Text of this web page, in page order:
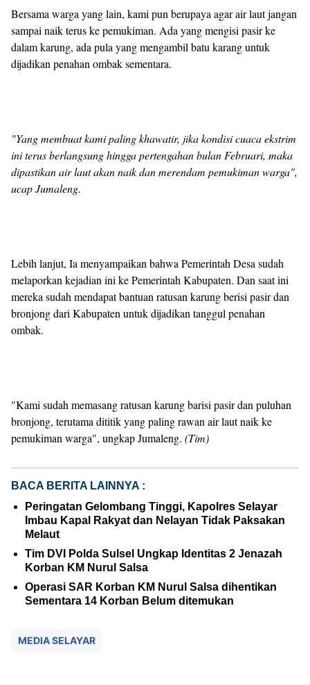
Bersama warga yang lain, kami pun berupaya agar air laut jangan
sampai naik terus ke pemukiman. Ada yang mengisi pasir ke
dalam karung, ada pula yang mengambil batu karang untuk
dijadikan penahan ombak sementara.
"Yang membuat kami paling khawatir, jika kondisi cuaca ekstrim
ini terus berlangsung hingga pertengahan bulan Februari, maka
dipastikan air laut akan naik dan merendam pemukiman warga",
ucap Jumaleng.
Lebih lanjut, Ia menyampaikan bahwa Pemerintah Desa sudah
melaporkan kejadian ini ke Pemerintah Kabupaten. Dan saat ini
mereka sudah mendapat bantuan ratusan karung berisi pasir dan
bronjong dari Kabupaten untuk dijadikan tanggul penahan
ombak.
"Kami sudah memasang ratusan karung barisi pasir dan puluhan
bronjong, terutama dititik yang paling rawan air laut naik ke
pemukiman warga", ungkap Jumaleng. (Tim)
BACA BERITA LAINNYA :
Peringatan Gelombang Tinggi, Kapolres Selayar
Imbau Kapal Rakyat dan Nelayan Tidak Paksakan
Melaut
Tim DVI Polda Sulsel Ungkap Identitas 2 Jenazah
Korban KM Nurul Salsa
Operasi SAR Korban KM Nurul Salsa dihentikan
Sementara 14 Korban Belum ditemukan
MEDIA SELAYAR